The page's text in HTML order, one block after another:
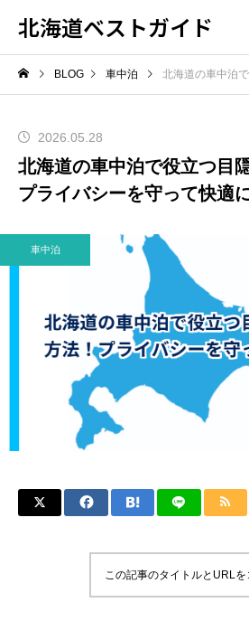
北海道ベストガイド
BLOG 車中泊 北海道の車中泊で役立つ目隠
2026.05.28
北海道の車中泊で役立つ目
プライバシーを守って快適
車中泊
この記事のタイトルとURLを